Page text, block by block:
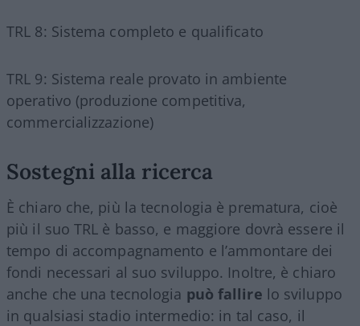
TRL 8: Sistema completo e qualificato
TRL 9: Sistema reale provato in ambiente
operativo (produzione competitiva,
commercializzazione)
Sostegni alla ricerca
È chiaro che, più la tecnologia è prematura, cioè
più il suo TRL è basso, e maggiore dovrà essere il
tempo di accompagnamento e l’ammontare dei
fondi necessari al suo sviluppo. Inoltre, è chiaro
anche che una tecnologia può fallire lo sviluppo
in qualsiasi stadio intermedio: in tal caso, il